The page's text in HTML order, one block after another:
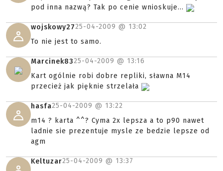
pod inna nazwą? Tak po cenie wnioskuje...
wojskowy2725-04-2009 @ 13:02
To nie jest to samo.
Marcinek8325-04-2009 @ 13:16
Kart ogólnie robi dobre repliki, sławna M14
przecież jak pięknie strzelała
hasfa25-04-2009 @ 13:22
m14 ? karta ^^? Cyma 2x lepsza a to p90 nawet
ladnie sie prezentuje mysle ze bedzie lepsze od
agm
Keltuzar25-04-2009 @ 13:37